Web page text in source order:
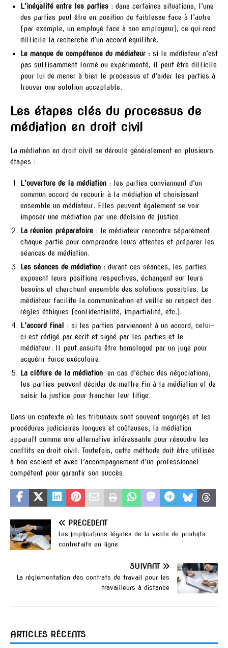
L’inégalité entre les parties : dans certaines situations, l’une
des parties peut être en position de faiblesse face à l’autre
(par exemple, un employé face à son employeur), ce qui rend
difficile la recherche d’un accord équilibré.
Le manque de compétence du médiateur : si le médiateur n’est
pas suffisamment formé ou expérimenté, il peut être difficile
pour lui de mener à bien le processus et d’aider les parties à
trouver une solution acceptable.
Les étapes clés du processus de
médiation en droit civil
La médiation en droit civil se déroule généralement en plusieurs
étapes :
L’ouverture de la médiation : les parties conviennent d’un
commun accord de recourir à la médiation et choisissent
ensemble un médiateur. Elles peuvent également se voir
imposer une médiation par une décision de justice.
La réunion préparatoire : le médiateur rencontre séparément
chaque partie pour comprendre leurs attentes et préparer les
séances de médiation.
Les séances de médiation : durant ces séances, les parties
exposent leurs positions respectives, échangent sur leurs
besoins et cherchent ensemble des solutions possibles. Le
médiateur facilite la communication et veille au respect des
règles éthiques (confidentialité, impartialité, etc.).
L’accord final
: si les parties parviennent à un accord, celui-
ci est rédigé par écrit et signé par les parties et le
médiateur. Il peut ensuite être homologué par un juge pour
acquérir force exécutoire.
La clôture de la médiation: en cas d’échec des négociations,
les parties peuvent décider de mettre fin à la médiation et de
saisir la justice pour trancher leur litige.
Dans un contexte où les tribunaux sont souvent engorgés et les
procédures judiciaires longues et coûteuses, la médiation
apparaît comme une alternative intéressante pour résoudre les
conflits en droit civil. Toutefois, cette méthode doit être utilisée
à bon escient et avec l’accompagnement d’un professionnel
compétent pour garantir son succès.
PRÉCÉDENT
Les implications légales de la vente de produits
contrefaits en ligne
SUIVANT
La réglementation des contrats de travail pour les
travailleurs à distance
ARTICLES RÉCENTS